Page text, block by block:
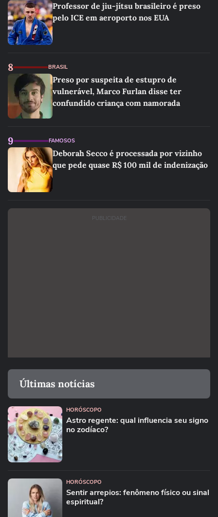
Professor de jiu-jítsu brasileiro é preso
pelo ICE em aeroporto nos EUA
8 BRASIL
Preso por suspeita de estupro de
vulnerável, Marco Furlan disse ter
confundido criança com namorada
9 FAMOSOS
Deborah Secco é processada por vizinho
que pede quase R$ 100 mil de indenização
PUBLICIDADE
Últimas notícias
HORÓSCOPO
Astro regente: qual influencia seu signo
no zodíaco?
HORÓSCOPO
Sentir arrepios: fenômeno físico ou sinal
espiritual?